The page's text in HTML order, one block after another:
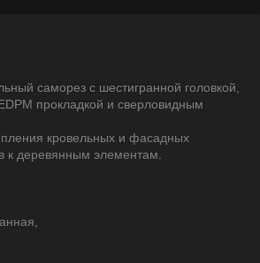
саморез с шестигранной головкой,
прокладкой и сверловидным
кровельных и фасадных
к деревянным элементам.